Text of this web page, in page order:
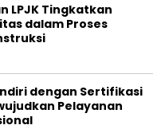
LPJK Tingkatkan
dalam Proses
dengan Sertifikasi
Pelayanan